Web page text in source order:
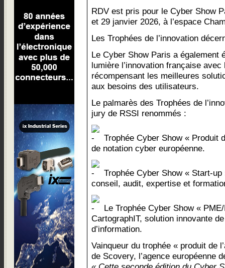
RDV est pris pour le Cyber Show
et 29 janvier 2026, à l’espace
Les Trophées de l’innovation
Le Cyber Show Paris a également
lumière l’innovation française avec
récompensant les meilleures
aux besoins des utilisateurs.
Le palmarès des Trophées de
jury de RSSI renommés :
Trophée Cyber Show « Produit
de notation cyber européenne.
Trophée Cyber Show « Start-
conseil, audit, expertise et
Le Trophée Cyber Show «
CartographIT, solution innovante
d’information.
Vainqueur du trophée « produit de
de Scovery, l’agence européenne